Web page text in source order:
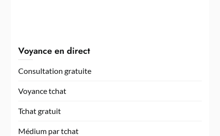
Voyance en direct
Consultation gratuite
Voyance tchat
Tchat gratuit
Médium par tchat